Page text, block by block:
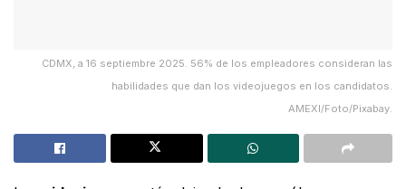
CDMX, a 16 septiembre 2025. 56% de los empleadores consideran las
habilidades que dan los videojuegos en los candidatos.
AMEXI/Foto/Pixabay.